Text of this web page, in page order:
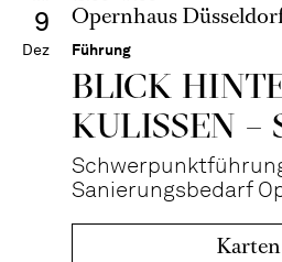
9
Dez
Opernhaus
Führung
BLICK
KULISSEN –
Sanierungsbedarf
Karten